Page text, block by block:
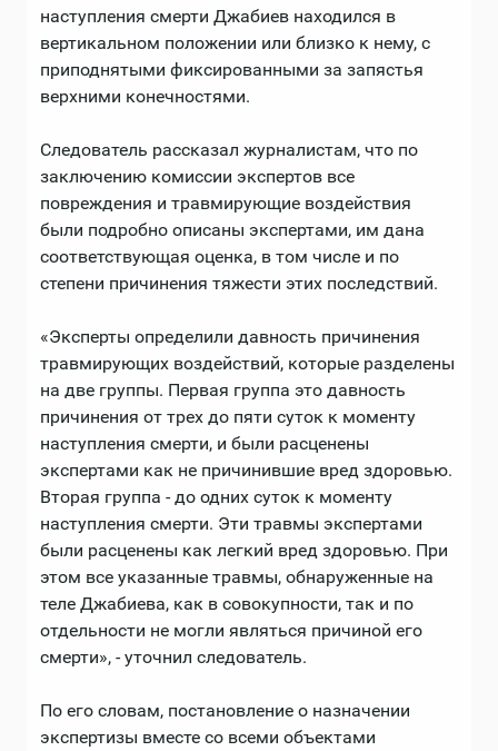
наступления смерти Джабиев находился в
вертикальном положении или близко к нему, с
приподнятыми фиксированными за запястья
верхними конечностями.
Следователь рассказал журналистам, что по
заключению комиссии экспертов все
повреждения и травмирующие воздействия
были подробно описаны экспертами, им дана
соответствующая оценка, в том числе и по
степени причинения тяжести этих последствий.
«Эксперты определили давность причинения
травмирующих воздействий, которые разделены
на две группы. Первая группа это давность
причинения от трех до пяти суток к моменту
наступления смерти, и были расценены
экспертами как не причинившие вред здоровью.
Вторая группа - до одних суток к моменту
наступления смерти. Эти травмы экспертами
были расценены как легкий вред здоровью. При
этом все указанные травмы, обнаруженные на
теле Джабиева, как в совокупности, так и по
отдельности не могли являться причиной его
смерти», - уточнил следователь.
По его словам, постановление о назначении
экспертизы вместе со всеми объектами